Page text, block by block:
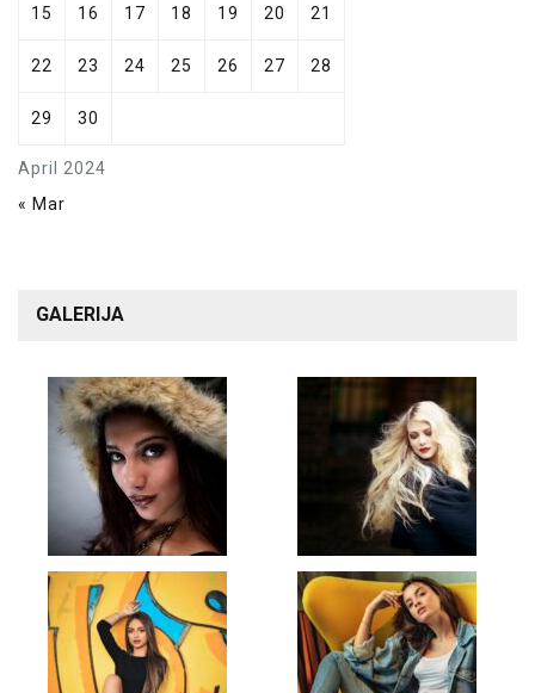
April 2024
15 16 17 18 19 20 21
22 23 24 25 26 27 28
29 30
« Mar
GALERIJA